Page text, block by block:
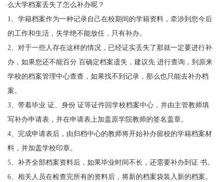
么大学档案丢失了怎么补办呢？
1
、学籍档案作为一种记录自己在校期间的学籍资料，牵涉到您今后
的工作和生活，失学绝不能放任，只有补办。
2 、对于一些人存在这样的情况，已经证实丢失了那就一定要进行补
办，如果您还不能百分 百确定档案遗失，建议先 进行查询，到原来
学校的档案管理中心查查，如果找不到记录，那么也只能去补办档
案。
3、带着毕业 证、身份 证等证件回学校档案中心，并由主管教师填
写补办申请表，并在申请表上加盖原学院教师的签名盖章。
4、完成申请表后，由归档中心的教师将开始补办留校的学籍档案材
料，并加盖学校印章。
5、补齐全部档案资料后，如果毕业时间不长，还需要补办到证 书。
6、相关人员在检查完所有的资料后，将新的档案袋装入新的档案。